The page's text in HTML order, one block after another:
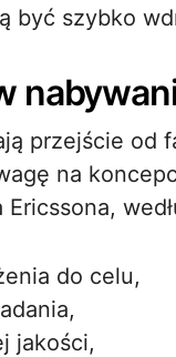
być szybko
przejście od
na
do celu,
jakości,